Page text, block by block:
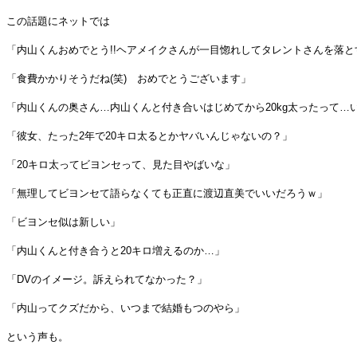
この話題にネットでは
「内山くんおめでとう!!ヘアメイクさんが一目惚れしてタレントさんを落
「食費かかりそうだね(笑) おめでとうございます」
「内山くんの奥さん…内山くんと付き合いはじめてから20kg太ったって…
「彼女、たった2年で20キロ太るとかヤバいんじゃないの？」
「20キロ太ってビヨンセって、見た目やばいな」
「無理してビヨンセて語らなくても正直に渡辺直美でいいだろうｗ」
「ビヨンセ似は新しい」
「内山くんと付き合うと20キロ増えるのか…」
「DVのイメージ。訴えられてなかった？」
「内山ってクズだから、いつまで結婚もつのやら」
という声も。